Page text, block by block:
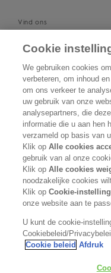
Vind ons
ONDERSTEUNING
Neem contact met ons op
Word verkooppunt
Privacybeleid
Cookiebeleid
Algemene voorwaarden
VOLG ONS
Kerasilk
Cookie
We gebruiken cookies
verbeteren, om inhoud
om ons verkeer te
uw gebruik van onze
analysepartners, die
informatie die u aan hen
verzameld op basis van
Klik opAlle cookies
gebruik van al onze
Klik opAlle cookies
noodzakelijke cookies
Klik opCookie-
onze website aan te
U kunt de cookie-
Cookiebeleid/
Cookie beleid Afdruk